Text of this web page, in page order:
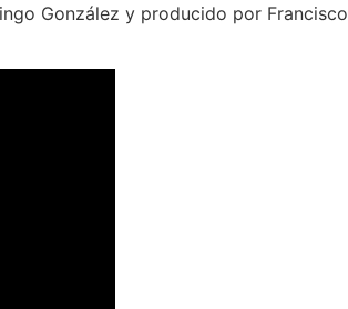
González y producido por Francisco